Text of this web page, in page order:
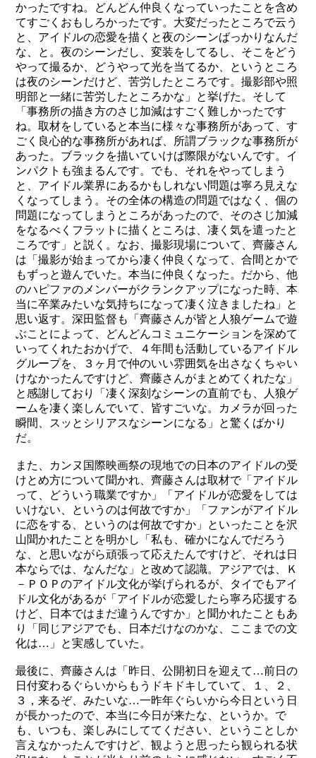
かったですね。どんどん仲良くなっていったことを含め
てすごくおもしろかったです。大変だったところで云う
と、アイドルの恋愛を描くと夜のシーンばっかりなんだ
な、と。夜のシーンだし、変装をしてるし、そこをどう
やって撮るか、どうやって光を当てるか、というところ
は夜のシーンだけど、苦労したところです。撮影部や照
明部と一緒に苦労したところかな」と挙げた。そして
「事務所の描き方のさじ加減はすごく難しかったです
ね。取材をしていると本当に様々な事務所があって、す
ごく良心的な事務所があれば、所謂ブラックな事務所が
あった。ブラックを描いていけば際限がないんです。イ
ンパクトも強まるんです。でも、それをやってしまう
と、アイドル業界にあるかもしれない問題は寧ろ見えな
くなってしまう。その全体の構造の問題ではなく、個の
問題になってしまうところがあったので、そのさじ加減
をなるべくフラットに描くところは、凄く気を遣ったと
ころです」と説く。なお、撮影現場について、齊藤さん
は「撮影が始まってから凄く仲良くなって、合間とかで
もずっと遊んでいた。本当に仲良くなった。だから、他
のハピファのメンバーがクランクアップになった時、本
当に卒業みたいな気持ちになって凄く泣きましたね」と
思い返す。深田監督も「齊藤さんが皆と人狼ゲームで遊
ぶことによって、どんどんコミュニケーションを深めて
いってくれたおかげで、４年間も活動しているアイドル
グループを、３ヶ月で仲のいい雰囲気を出さなくちゃい
けなかったんですけど、齊藤さんがまとめてくれたな」
と感謝しており「凄く深刻なシーンの直前でも、人狼ゲ
ームを凄く楽しんでいて、皆すごいな。カメラが回った
瞬間、スッとシリアスなシーンになる」と驚くばかり
だ。
また、カンヌ国際映画祭の現地での日本のアイドルの受
けとめ方について聞かれ、齊藤さんは取材で「 アイ ド ル
って、 どう い う職業ですか」「アイドルが恋愛をしては
いけない、というのは何故ですか」「ファンがアイドル
に恋をする、というのは何故ですか」といったことを沢
山聞かれたことを明かし「私も、確かになんでだろう
な、と思いながら頑張って応えたんですけど、それは日
本ならでは、なんだな」と改めて認識。アジアでは、Ｋ
－ＰＯＰのアイドル文化が挙げられるが、タイでもアイ
ドル文化があるが「アイドルが恋愛したら寧ろ応援する
けど、日本ではまだ違うんですか」と聞かれたこともあ
り「同じアジアでも、日本だけなのかな、ここまでの文
化は…」と実感していた。
最後に、齊藤さんは「昨日、公開初日を迎えて…前日の
日付変わるぐらいからもうドキドキしていて、１、２、
３，来るぞ、みたいな…一昨年ぐらいから今日という日
が長かったので、本当に今日が来たな、というか。で
も、いつも、楽しみにしててください、ということしか
言えなかったんですけど、観ようと思ったら観られる状